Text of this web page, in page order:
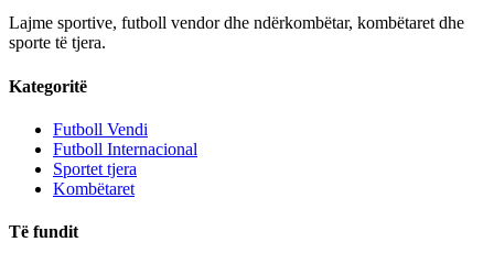
Lajme sportive, futboll vendor dhe ndërkombëtar, kombëtaret dhe
sporte të tjera.
Kategoritë
Futboll Vendi
Futboll Internacional
Sportet tjera
Kombëtaret
Të fundit